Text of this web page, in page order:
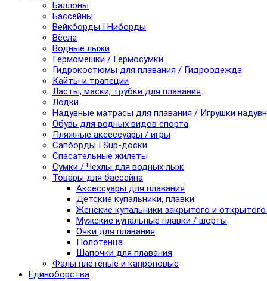
Баллоны
Бассейны
Вейкборды I Ниборды
Вёсла
Водные лыжи
Гермомешки / Гермосумки
Гидрокостюмы для плавания / Гидроодежда
Кайты и трапеции
Ласты, маски, трубки для плавания
Лодки
Надувные матрасы для плавания / Игрушки
Обувь для водных видов спорта
Пляжные аксессуары / игры
Сапборды I Sup-доски
Спасательные жилеты
Сумки / Чехлы для водных лыж
Товары для бассейна
Аксессуары для плавания
Детские купальники, плавки
Женские купальники закрытого и
Мужские купальные плавки / шорты
Очки для плавания
Полотенца
Шапочки для плавания
Фалы плетеные и капроновые
Единоборства